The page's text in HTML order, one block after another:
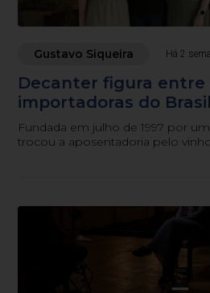
Gustavo Siqueira Há 2
Decanter figura entre
importadoras do Brasil
Fundada em julho de 1997 por
trocou a aposentadoria pelo